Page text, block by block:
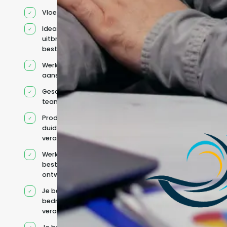
Vloeiend Engels
Ideaal voor het
uitbreiden van
bestaande capaciteit
Werkt onder jouw
aansturing
Geschikt voor hybride
teams
Productcontext en
duidelijke
verantwoordelijkheden
Werkt binnen jouw
bestaande
ontwikkelteam
Je behoudt jouw
bedrijfs- en IT-
verantwoordelijkheden